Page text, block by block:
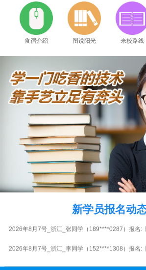
食宿介绍 图说阳光 来校路线
新学员报名动
2026年8月7号_贵州_胡同学（152****7608）报名:
2026年8月7号_江苏_张同学（133****8008）报名:
2026年8月7号_浙江_马同学（134****4503）报名:
2026年8月7号_浙江_张同学（189****0287）报名:
2026年8月7号_浙江_李同学（152****1308）报名:
2026年8月7号_上海_张同学（137****5443）报名: